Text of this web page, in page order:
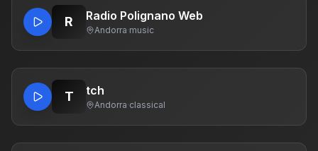
R Radio Polignano Web
Andorra·music
T tch
Andorra·classical